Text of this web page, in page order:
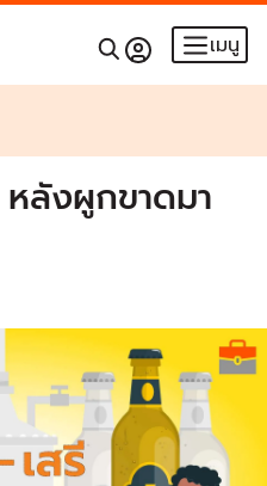
เมนู
หลังผูกขาดมา